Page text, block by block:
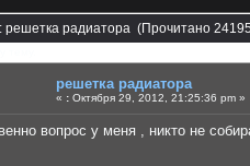
решетка радиатора (Прочитано
решетка радиатора
« : Октября 29, 2012, 21:25:36 pm »
вопрос у меня , никто не